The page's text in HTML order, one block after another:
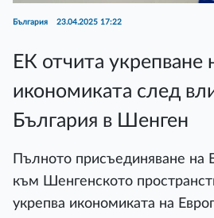
България 23.04.2025 17:22
ЕК отчита укрепване
икономиката след
България в Шенген
Пълното присъединяване на
към Шенгенското
укрепва икономиката на